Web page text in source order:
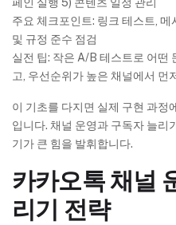
페인 실행 5) 콘텐츠 일정 관리
주요 체크포인트: 링크 테스트,
및 규정 준수 점검
실전 팁: 작은 A/B 테스트로 어떤
고, 우선순위가 높은 채널에서 먼
이 기초를 다지면 실제 구현 과정
입니다. 채널 운영과 구독자 늘리
기가 큰 힘을 발휘합니다.
카카오톡 채널
리기 전략